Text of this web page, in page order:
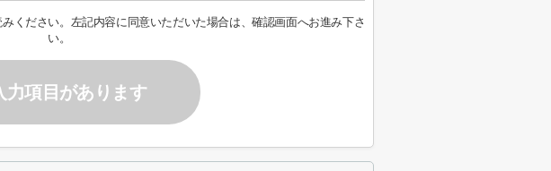
みください。左記内容に同意いただいた場合は、確認画面へお進み下さ
い。
力項目があります